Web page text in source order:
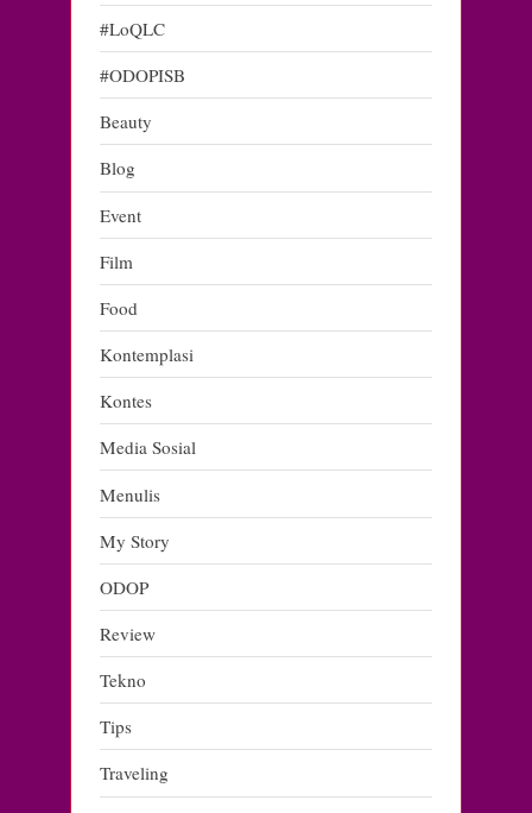
#LoQLC
#ODOPISB
Beauty
Blog
Event
Film
Food
Kontemplasi
Kontes
Media Sosial
Menulis
My Story
ODOP
Review
Tekno
Tips
Traveling